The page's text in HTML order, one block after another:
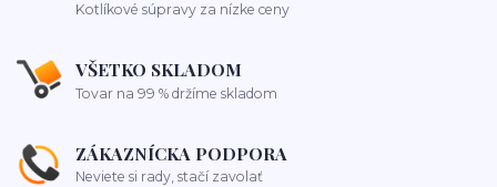
Kotlíkové súpravy za nízke ceny
VŠETKO SKLADOM
Tovar na 99 % držíme skladom
ZÁKAZNÍCKA PODPORA
Neviete si rady, stačí zavolať